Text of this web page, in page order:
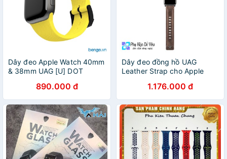
Dây đeo Apple Watch 40mm
& 38mm UAG [U] DOT
890.000 đ
Dây đeo đồng hồ UAG
Leather Strap cho Apple
Watch S6 và Apple watch
SE
1.176.000 đ